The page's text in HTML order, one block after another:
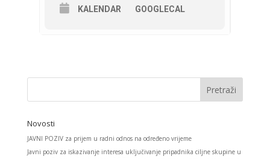
KALENDAR GOOGLECAL
Novosti
JAVNI POZIV za prijem u radni odnos na određeno vrijeme
Javni poziv za iskazivanje interesa uključivanje pripadnika ciljne skupine u